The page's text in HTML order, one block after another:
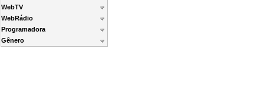
WebTV
WebRádio
Programadora
Gênero